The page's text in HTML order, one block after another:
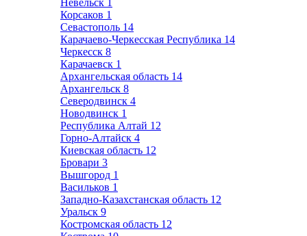
Невельск 1
Корсаков 1
Севастополь 14
Карачаево-Черкесская Республика 14
Черкесск 8
Карачаевск 1
Архангельская область 14
Архангельск 8
Северодвинск 4
Новодвинск 1
Республика Алтай 12
Горно-Алтайск 4
Киевская область 12
Бровари 3
Вышгород 1
Васильков 1
Западно-Казахстанская область 12
Уральск 9
Костромская область 12